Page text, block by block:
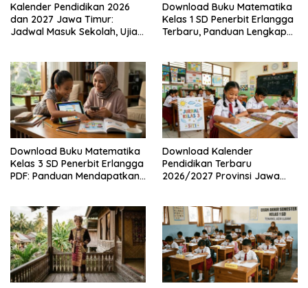
Kalender Pendidikan 2026
dan 2027 Jawa Timur:
Jadwal Masuk Sekolah, Ujian,
Download Buku Matematika
Kelas 1 SD Penerbit Erlangga
Terbaru, Panduan Lengkap
Legal
Download Buku Matematika
Kelas 3 SD Penerbit Erlangga
PDF: Panduan Mendapatkan
Download Kalender
Pendidikan Terbaru
2026/2027 Provinsi Jawa
Manfaatnya